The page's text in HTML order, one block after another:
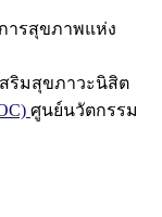
ารสุขภาพแห่ง
ริมสุขภาวะนิสิต
ศูนย์นวัตกรรม